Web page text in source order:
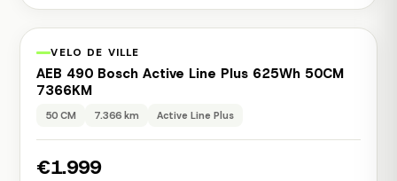
1 jaar garantie
VELO DE VILLE
AEB 490 Bosch Active Line Plus 625Wh 50CM
7366KM
50 CM 7.366 km Active Line Plus
€1.999